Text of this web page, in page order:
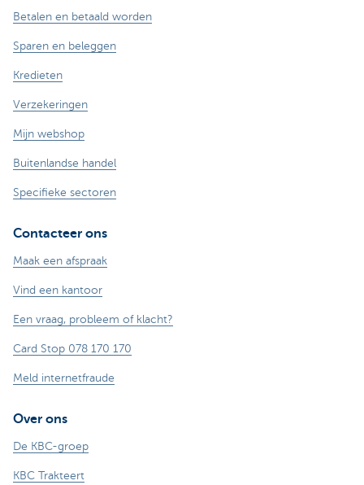
Betalen en betaald worden
Sparen en beleggen
Kredieten
Verzekeringen
Mijn webshop
Buitenlandse handel
Specifieke sectoren
Contacteer ons
Maak een afspraak
Vind een kantoor
Een vraag, probleem of klacht?
Card Stop 078 170 170
Meld internetfraude
Over ons
De KBC-groep
KBC Trakteert